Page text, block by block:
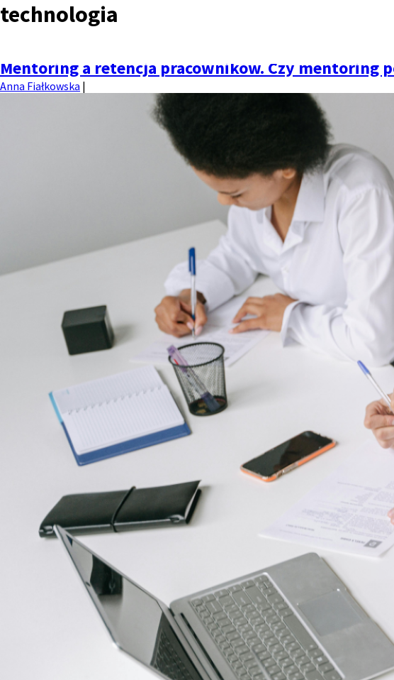
technologia
Mentoring a retencja pracowników. Czy mentoring
Anna Fiałkowska |